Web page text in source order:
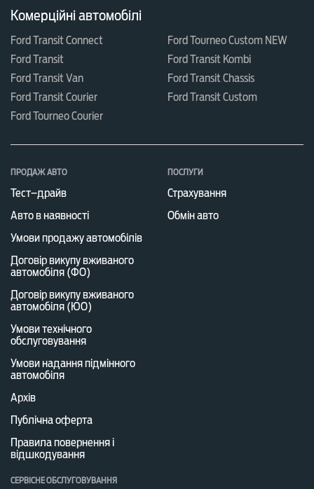
Комерційні автомобілі
Ford Transit Connect
Ford Tourneo Custom NEW
Ford Transit
Ford Transit Kombi
Ford Transit Van
Ford Transit Chassis
Ford Transit Courier
Ford Transit Custom
Ford Tourneo Courier
ПРОДАЖ АВТО
Тест–драйв
Авто в наявності
Умови продажу автомобілів
Договір викупу вживаного
автомобіля (ФО)
Договір викупу вживаного
автомобіля (ЮО)
Умови технічного
обслуговування
Умови надання підмінного
автомобіля
Архів
Публічна оферта
Правила повернення і
відшкодування
ПОСЛУГИ
Страхування
Обмін авто
СЕРВІСНЕ ОБСЛУГОВУВАННЯ